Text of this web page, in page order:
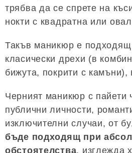
трябва да се спрете на
нокти с квадратна или
Такъв маникюр е подходящ
класически дрехи (в
бижута, покрити с камъни),
Черният маникюр с пайети
публични личности,
изключителни случаи, от
бъде подходящ при
обстоятелства, изглежда